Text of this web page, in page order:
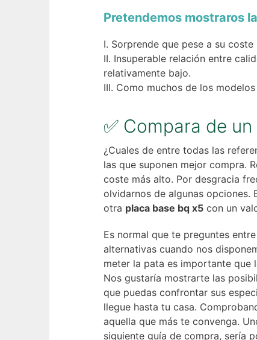
Pretendemos mostraros
Sorprende que pese a su
Insuperable relación entre
relativamente bajo.
Como muchos de los
✅ Compara de
¿Cuales de entre todas las
las que suponen mejor compra.
coste más alto. Por desgracia
olvidarnos de algunas opciones.
otra placa base bq x5 con un
Es normal que te preguntes
alternativas cuando nos
meter la pata es importante que
Nos gustaría mostrarte las
que puedas confrontar sus
llegue hasta tu casa.
aquella que más te convenga.
siguiente guía de compra, sería